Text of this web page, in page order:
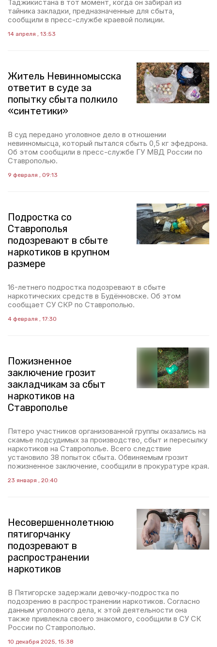
Таджикистана в тот момент, когда он забирал из
тайника закладки, предназначенные для сбыта,
сообщили в пресс-службе краевой полиции.
14 апреля , 13:53
Житель Невинномысска
ответит в суде за
попытку сбыта полкило
«синтетики»
В суд передано уголовное дело в отношении
невинномысца, который пытался сбыть 0,5 кг эфедрона.
Об этом сообщили в пресс-службе ГУ МВД России по
Ставрополью.
9 февраля , 09:13
Подростка со
Ставрополья
подозревают в сбыте
наркотиков в крупном
размере
16-летнего подростка подозревают в сбыте
наркотических средств в Будённовске. Об этом
сообщает СУ СКР по Ставрополью.
4 февраля , 17:30
Пожизненное
заключение грозит
закладчикам за сбыт
наркотиков на
Ставрополье
Пятеро участников организованной группы оказались на
скамье подсудимых за производство, сбыт и пересылку
наркотиков на Ставрополье. Всего следствие
установило 38 попыток сбыта. Обвиняемым грозит
пожизненное заключение, сообщили в прокуратуре края.
23 января , 20:40
Несовершеннолетнюю
пятигорчанку
подозревают в
распространении
наркотиков
В Пятигорске задержали девочку-подростка по
подозрению в распространении наркотиков. Согласно
данным уголовного дела, к этой деятельности она
также привлекла своего знакомого, сообщили в СУ СК
России по Ставрополью.
10 декабря 2025, 15:38